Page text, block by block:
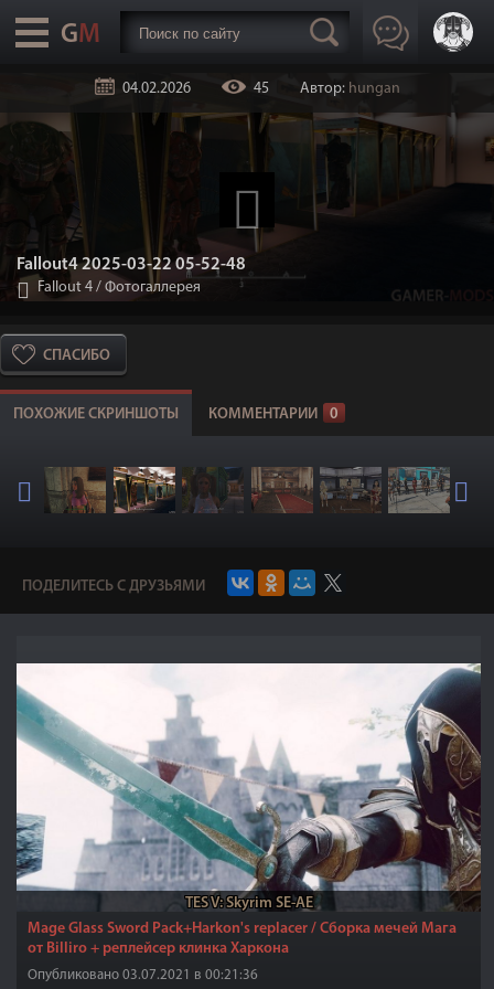
04.02.2026 45 Автор: hungan
Fallout4 2025-03-22 05-52-48
Fallout 4 / Фотогаллерея
СПАСИБО
ПОХОЖИЕ СКРИНШОТЫ КОММЕНТАРИИ 0
ПОДЕЛИТЕСЬ С ДРУЗЬЯМИ
TES V: Skyrim SE-AE
Mage Glass Sword Pack+Harkon's replacer / Сборка мечей Мага
от Billiro + реплейсер клинка Харкона
Опубликовано 03.07.2021 в 00:21:36